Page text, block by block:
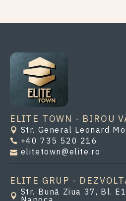
ELITE TOWN - BIROU
Str. General Leonard
+40 735 520 216
elitetown@elite.ro
ELITE GRUP -
Str. Bună Ziua 37, Bl.